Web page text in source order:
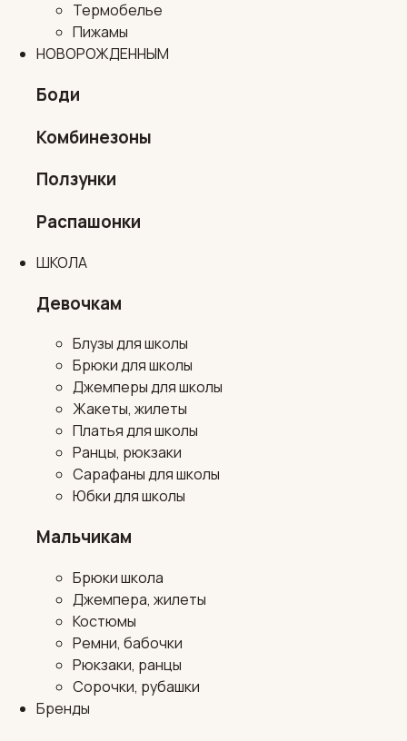
Термобелье
Пижамы
НОВОРОЖДЕННЫМ
Боди
Комбинезоны
Ползунки
Распашонки
ШКОЛА
Девочкам
Блузы для школы
Брюки для школы
Джемперы для школы
Жакеты, жилеты
Платья для школы
Ранцы, рюкзаки
Сарафаны для школы
Юбки для школы
Мальчикам
Брюки школа
Джемпера, жилеты
Костюмы
Ремни, бабочки
Рюкзаки, ранцы
Сорочки, рубашки
Бренды